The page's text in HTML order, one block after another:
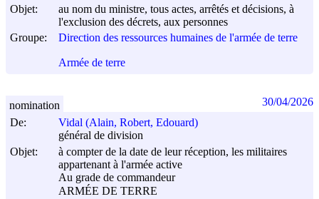
Objet:
au nom du ministre, tous actes, arrêtés et décisions, à
l'exclusion des décrets, aux personnes
Groupe:
Direction des ressources humaines de l'armée de terre
Armée de terre
De:
Vidal (Alain, Robert, Edouard)
général de division
Objet:
à compter de la date de leur réception, les militaires
appartenant à l'armée active
Au grade de commandeur
ARMÉE DE TERRE
nomination 30/04/2026